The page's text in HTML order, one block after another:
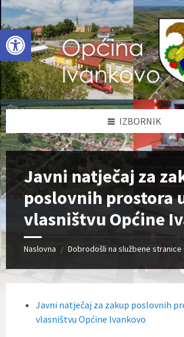
Open toolbar
Skip
to
content
Skip
to
left
sidebar
Skip
to
footer
IZBORNIK
Javni natječaj za
poslovnih prostora
vlasništvu Općine
Naslovna / Dobrodošli na službene stranice
Javni natječaj za zakup poslovnih
vlasništvu Općine Ivankovo